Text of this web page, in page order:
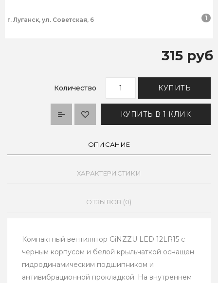
г. Луганск, ул. Советская, 6 1
315 руб
Количество КУПИТЬ
КУПИТЬ В 1 КЛИК
ОПИСАНИЕ
ХАРАКТЕРИСТИКИ
ОТЗЫВОВ (0)
Компактный вентилятор GiNZZU LED 12LR15 с
черным корпусом и белой крыльчаткой оснащен
гидродинамическим подшипником и
антивибрационной прокладкой. На внутреннем